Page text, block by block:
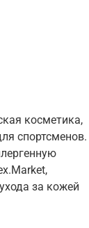
косметика,
спортсменов.
за кожей